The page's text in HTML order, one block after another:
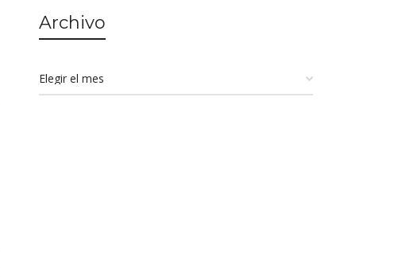
Archivo